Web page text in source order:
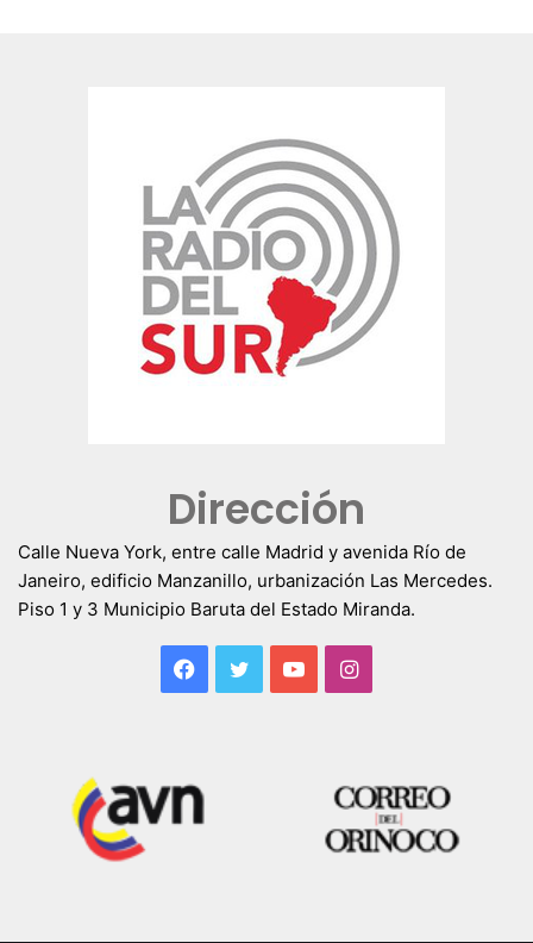
Dirección
Calle Nueva York, entre calle Madrid y avenida Río de
Janeiro, edificio Manzanillo, urbanización Las Mercedes.
Piso 1 y 3 Municipio Baruta del Estado Miranda.
Facebook
TwitterYouTubeInstagram